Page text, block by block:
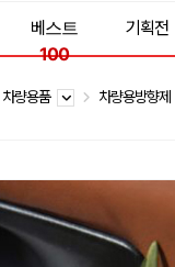
베스트
100
기획전
차량용품 차량용방향